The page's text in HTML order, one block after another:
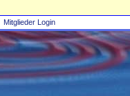
Mitglieder Login